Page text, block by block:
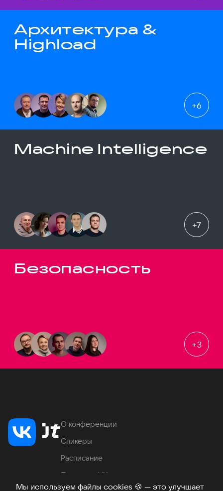
Мы используем файлы cookies 🍪 — это улучшает
Архитектура &
Highload
+6
Machine Intelligence
+7
Безопасность
+3
О конференции
Спикеры
Расписание
Продукты VK